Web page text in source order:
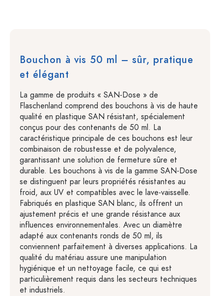
Bouchon à vis 50 ml – sûr, pratique
et élégant
La gamme de produits « SAN-Dose » de
Flaschenland comprend des bouchons à vis de haute
qualité en plastique SAN résistant, spécialement
conçus pour des contenants de 50 ml. La
caractéristique principale de ces bouchons est leur
combinaison de robustesse et de polyvalence,
garantissant une solution de fermeture sûre et
durable. Les bouchons à vis de la gamme SAN-Dose
se distinguent par leurs propriétés résistantes au
froid, aux UV et compatibles avec le lave-vaisselle.
Fabriqués en plastique SAN blanc, ils offrent un
ajustement précis et une grande résistance aux
influences environnementales. Avec un diamètre
adapté aux contenants ronds de 50 ml, ils
conviennent parfaitement à diverses applications. La
qualité du matériau assure une manipulation
hygiénique et un nettoyage facile, ce qui est
particulièrement requis dans les secteurs techniques
et industriels.